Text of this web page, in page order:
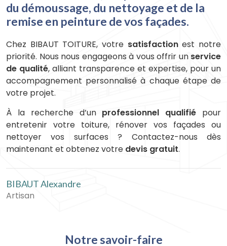
du démoussage, du nettoyage et de la
remise en peinture de vos façades.
Chez BIBAUT TOITURE, votre satisfactionest notre
priorité. Nous nous engageons à vous offrir unservice
de qualité, alliant transparence et expertise, pour un
accompagnement personnalisé à chaque étape de
votre projet.
À la recherche d’un professionnel qualifié pour
entretenir votre toiture, rénover vos façades ou
nettoyer vos surfaces ? Contactez-nous dès
maintenant et obtenez votre devis gratuit.
BIBAUT Alexandre
Artisan
Notre savoir-faire